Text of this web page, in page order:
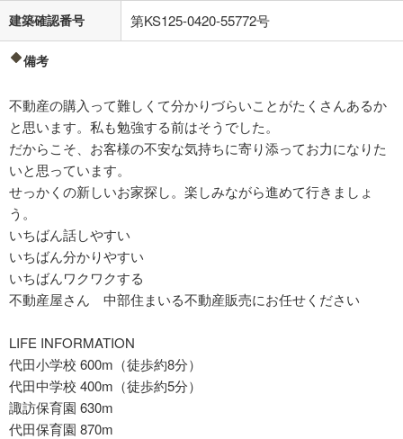
建築確認番号 第KS125-0420-55772号
備考
不動産の購入って難しくて分かりづらいことがたくさんあるか
と思います。私も勉強する前はそうでした。
だからこそ、お客様の不安な気持ちに寄り添ってお力になりた
いと思っています。
せっかくの新しいお家探し。楽しみながら進めて行きましょ
う。
いちばん話しやすい
いちばん分かりやすい
いちばんワクワクする
不動産屋さん 中部住まいる不動産販売にお任せください
LIFE INFORMATION
代田小学校 600m（徒歩約8分）
代田中学校 400m（徒歩約5分）
諏訪保育園 630m
代田保育園 870m